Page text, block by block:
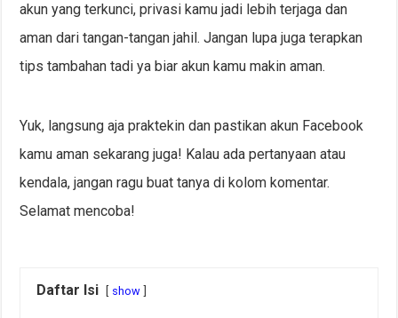
akun yang terkunci, privasi kamu jadi lebih terjaga dan
aman dari tangan-tangan jahil. Jangan lupa juga terapkan
tips tambahan tadi ya biar akun kamu makin aman.
Yuk, langsung aja praktekin dan pastikan akun Facebook
kamu aman sekarang juga! Kalau ada pertanyaan atau
kendala, jangan ragu buat tanya di kolom komentar.
Selamat mencoba!
Daftar Isi show